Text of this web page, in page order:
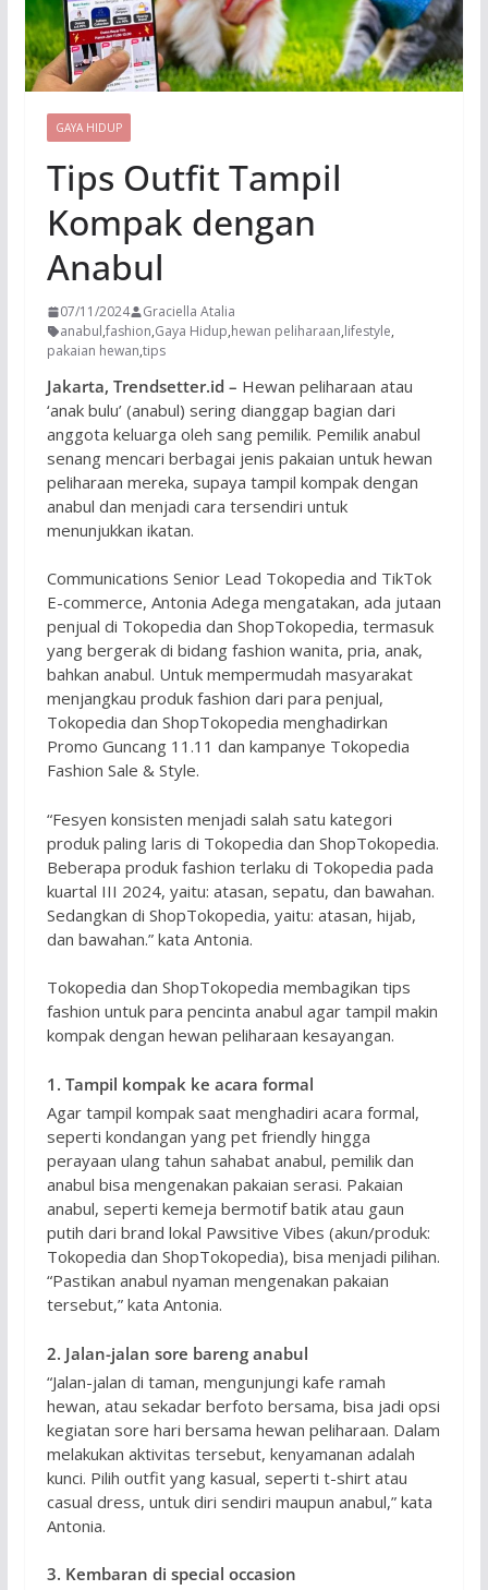
GAYA HIDUP
Tips Outfit Tampil
Kompak dengan
Anabul
07/11/2024
Graciella Atalia
anabul,fashion,Gaya Hidup,hewan peliharaan,lifestyle,
pakaian hewan,tips
Jakarta, Trendsetter.id – Hewan peliharaan atau
‘anak bulu’ (anabul) sering dianggap bagian dari
anggota keluarga oleh sang pemilik. Pemilik anabul
senang mencari berbagai jenis pakaian untuk hewan
peliharaan mereka, supaya tampil kompak dengan
anabul dan menjadi cara tersendiri untuk
menunjukkan ikatan.
Communications Senior Lead Tokopedia and TikTok
E-commerce, Antonia Adega mengatakan, ada jutaan
penjual di Tokopedia dan ShopTokopedia, termasuk
yang bergerak di bidang fashion wanita, pria, anak,
bahkan anabul. Untuk mempermudah masyarakat
menjangkau produk fashion dari para penjual,
Tokopedia dan ShopTokopedia menghadirkan
Promo Guncang 11.11 dan kampanye Tokopedia
Fashion Sale & Style.
“Fesyen konsisten menjadi salah satu kategori
produk paling laris di Tokopedia dan ShopTokopedia.
Beberapa produk fashion terlaku di Tokopedia pada
kuartal III 2024, yaitu: atasan, sepatu, dan bawahan.
Sedangkan di ShopTokopedia, yaitu: atasan, hijab,
dan bawahan.” kata Antonia.
Tokopedia dan ShopTokopedia membagikan tips
fashion untuk para pencinta anabul agar tampil makin
kompak dengan hewan peliharaan kesayangan.
1. Tampil kompak ke acara formal
Agar tampil kompak saat menghadiri acara formal,
seperti kondangan yang pet friendly hingga
perayaan ulang tahun sahabat anabul, pemilik dan
anabul bisa mengenakan pakaian serasi. Pakaian
anabul, seperti kemeja bermotif batik atau gaun
putih dari brand lokal Pawsitive Vibes (akun/produk:
Tokopedia dan ShopTokopedia), bisa menjadi pilihan.
“Pastikan anabul nyaman mengenakan pakaian
tersebut,” kata Antonia.
2. Jalan-jalan sore bareng anabul
“Jalan-jalan di taman, mengunjungi kafe ramah
hewan, atau sekadar berfoto bersama, bisa jadi opsi
kegiatan sore hari bersama hewan peliharaan. Dalam
melakukan aktivitas tersebut, kenyamanan adalah
kunci. Pilih outfit yang kasual, seperti t-shirt atau
casual dress, untuk diri sendiri maupun anabul,” kata
Antonia.
3. Kembaran di special occasion